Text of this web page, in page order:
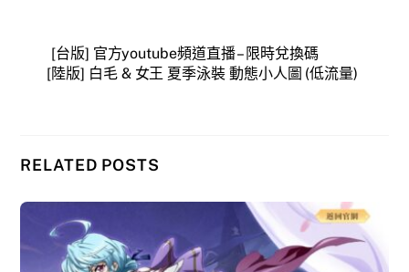
[台版] 官方youtube頻道直播 – 限時兌換碼
[陸版] 白毛 & 女王 夏季泳裝 動態小人圖 (低流量)
RELATED POSTS